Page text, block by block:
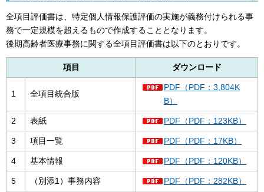
全項目評価書は、特定個人情報保護評価の実施が義務付けられる事
務で一定規模を超えるもので作成することとなります。
後期高齢者医療事務に関する全項目評価書は以下のとおりです。
項目 ダウンロード
1 全項目統合版
PDF（PDF：3,804K
B）
2 表紙 PDF（PDF：123KB）
3 項目一覧 PDF（PDF：17KB）
4 基本情報 PDF（PDF：120KB）
5 （別添1）事務内容 PDF（PDF：282KB）